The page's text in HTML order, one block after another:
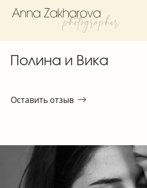
Полина и Вика
Оставить отзыв